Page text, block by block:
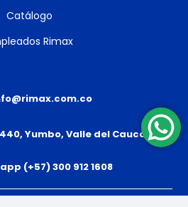
Catálogo
Rimax
Yumbo, Valle del Cauca
(+57) 300 912 1608